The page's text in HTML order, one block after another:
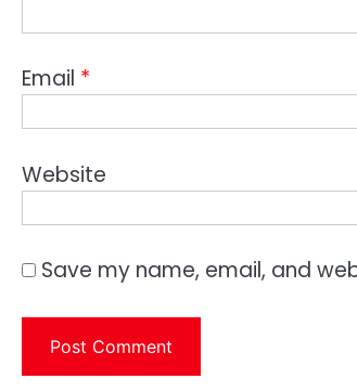
Email *
Website
Save my name, email, and